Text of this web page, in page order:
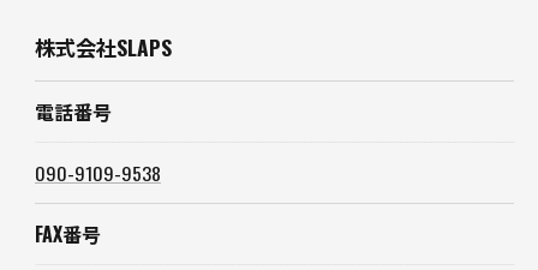
株式会社SLAPS
電話番号
090-9109-9538
FAX番号